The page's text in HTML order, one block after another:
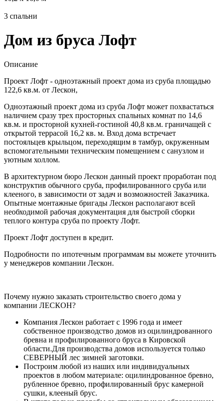
3 спальни
Дом из бруса Лофт
Описание
Проект Лофт - одноэтажный проект дома из сруба площадью
122,6 кв.м. от Лескон,
Одноэтажный проект дома из сруба Лофт может похвастаться
наличием сразу трех просторных спальных комнат по 14,6
кв.м. и просторной кухней-гостиной 40,8 кв.м. граничащей с
открытой террасой 16,2 кв. м. Вход дома встречает
постояльцев крыльцом, переходящим в тамбур, окруженным
вспомогательными техническим помещением с санузлом и
уютным холлом.
В архитектурном бюро Лескон данный проект проработан под
конструктив обычного сруба, профилированного сруба или
клееного, в зависимости от задач и возможностей Заказчика.
Опытные монтажные бригады Лескон располагают всей
необходимой рабочая документация для быстрой сборки
теплого контура сруба по проекту Лофт.
Проект Лофт доступен в кредит.
Подробности по ипотечным программам вы можете уточнить
у менеджеров компании Лескон.
Почему нужно заказать строительство своего дома у
компании ЛЕСКОН?
Компания Лескон работает с 1996 года и имеет
собственное производство домов из оцилиндрованного
бревна и профилированного бруса в Кировской
области.Для производства домов используется только
СЕВЕРНЫЙ лес зимней заготовки.
Построим любой из наших или индивидуальных
проектов в любом материале: оцилиндрованное бревно,
рубленное бревно, профилированный брус камерной
сушки, клееный брус.